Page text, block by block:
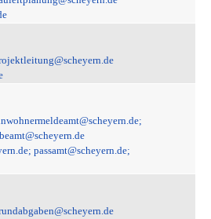
passamt@scheyern.de;